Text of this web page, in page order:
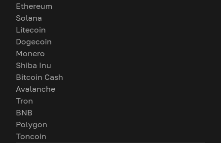
Ethereum
Solana
Litecoin
Dogecoin
Monero
Shiba Inu
Bitcoin Cash
Avalanche
Tron
BNB
Polygon
Toncoin